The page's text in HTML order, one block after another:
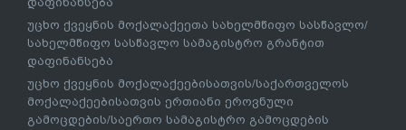
უცხო ქვეყნის მოქალაქეეთა სახელმწიფო სასწავლო/
სახელმწიფო სასწავლო სამაგისტრო გრანტით
დაფინანსება
უცხო ქვეყნის მოქალაქეებისათვის/საქართველოს
მოქალაქეებისათვის ერთიანი ეროვნული
გამოცდების/საერთო სამაგისტრო გამოცდების